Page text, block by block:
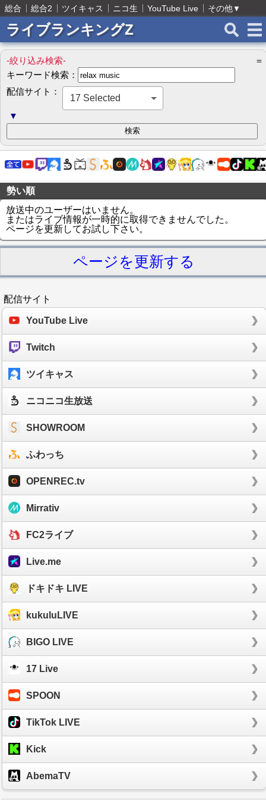
総合 総合2 ツイキャス ニコ生 YouTube Live その他▼
ライブランキングZ
-絞り込み検索-
＝
キーワード検索：
配信サイト：
17 Selected
▼
勢い順
放送中のユーザーはいません。
またはライブ情報が一時的に取得できませんでした。
ページを更新してお試し下さい。
ページを更新する
配信サイト
YouTube Live
Twitch
ツイキャス
ニコニコ生放送
SHOWROOM
ふわっち
OPENREC.tv
Mirrativ
FC2ライブ
Live.me
ドキドキ LIVE
kukuluLIVE
BIGO LIVE
17 Live
SPOON
TikTok LIVE
Kick
AbemaTV